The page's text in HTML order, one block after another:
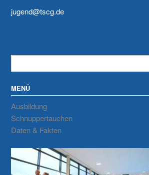
jugend@tscg.de
MENÜ
Ausbildung
Schnuppertauchen
Daten & Fakten